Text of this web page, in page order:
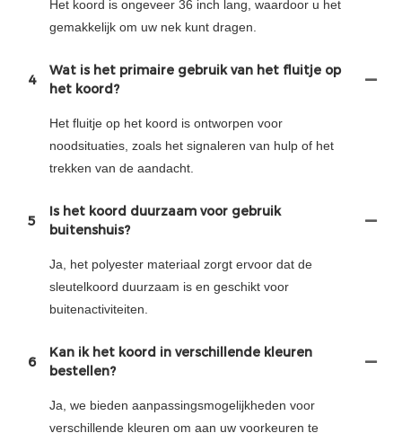
Het koord is ongeveer 36 inch lang, waardoor u het
gemakkelijk om uw nek kunt dragen.
4
Wat is het primaire gebruik van het fluitje op
het koord?
Het fluitje op het koord is ontworpen voor
noodsituaties, zoals het signaleren van hulp of het
trekken van de aandacht.
5
Is het koord duurzaam voor gebruik
buitenshuis?
Ja, het polyester materiaal zorgt ervoor dat de
sleutelkoord duurzaam is en geschikt voor
buitenactiviteiten.
6
Kan ik het koord in verschillende kleuren
bestellen?
Ja, we bieden aanpassingsmogelijkheden voor
verschillende kleuren om aan uw voorkeuren te